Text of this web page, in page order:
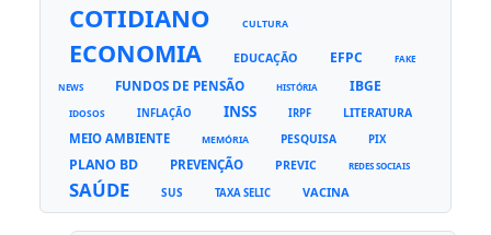
COTIDIANO CULTURA
ECONOMIA EDUCAÇÃO EFPC FAKE
NEWS FUNDOS DE PENSÃO HISTÓRIA IBGE
IDOSOS INFLAÇÃO INSS IRPF LITERATURA
MEIO AMBIENTE MEMÓRIA PESQUISA PIX
PLANO BD PREVENÇÃO PREVIC REDES SOCIAIS
SAÚDE SUS TAXA SELIC VACINA